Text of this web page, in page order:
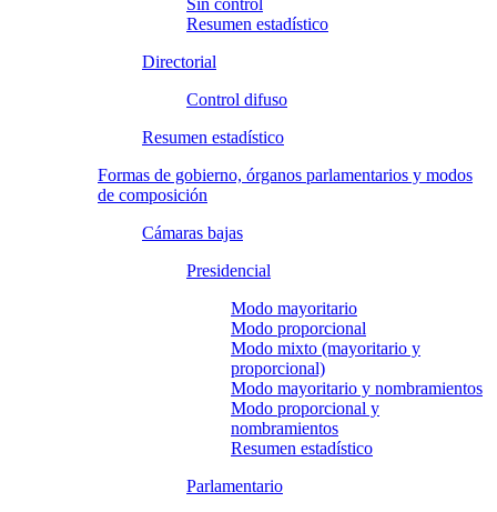
Resumen estadístico
Directorial
Control difuso
Resumen estadístico
Formas de gobierno, órganos parlamentarios y modos
de composición
Cámaras bajas
Presidencial
Modo mayoritario
Modo proporcional
Modo mixto (mayoritario y
proporcional)
Modo mayoritario y nombramientos
Modo proporcional y
nombramientos
Resumen estadístico
Parlamentario